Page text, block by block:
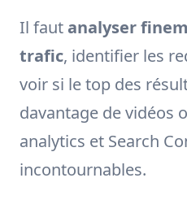
Il faut analyser
trafic, identifier les
voir si le top des
davantage de vidéos
analytics et Search
incontournables.